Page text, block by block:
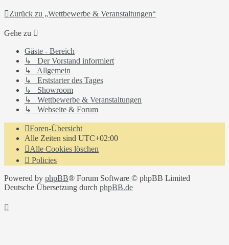
Zurück zu „Wettbewerbe & Veranstaltungen“
Gehe zu
Gäste - Bereich
↳ Der Vorstand informiert
↳ Allgemein
↳ Erststarter des Tages
↳ Showroom
↳ Wettbewerbe & Veranstaltungen
↳ Webseite & Forum
Foren-Übersicht
Alle Zeiten sind UTC+02:00
Alle Cookies löschen
Policies
Powered by phpBB® Forum Software © phpBB Limited
Deutsche Übersetzung durch phpBB.de